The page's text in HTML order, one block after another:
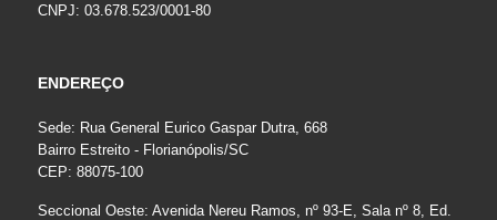
CNPJ: 03.678.523/0001-80
ENDEREÇO
Sede: Rua General Eurico Gaspar Dutra, 668
Bairro Estreito - Florianópolis/SC
CEP: 88075-100
Seccional Oeste: Avenida Nereu Ramos, nº 93-E, Sala nº 8, Ed.